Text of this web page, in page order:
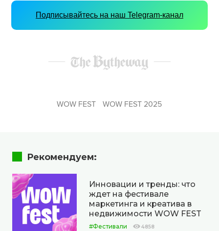
Подписывайтесь на наш Telegram-канал
WOW FEST WOW FEST 2025
Рекомендуем:
Инновации и тренды: что
ждет на фестивале
маркетинга и креатива в
недвижимости WOW FEST
#Фестивали 4858